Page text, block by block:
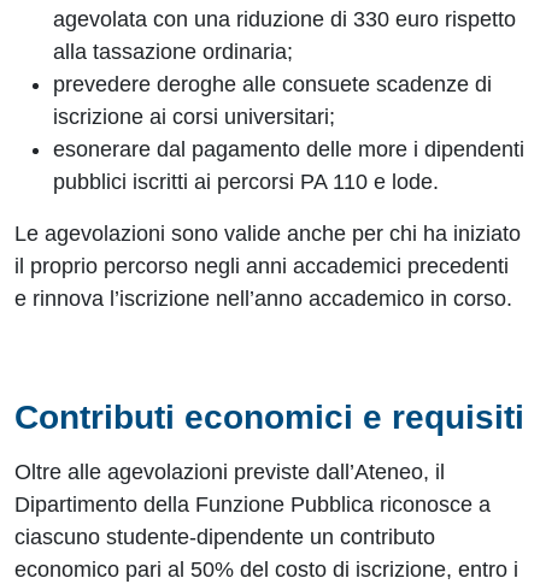
agevolata con una riduzione di 330 euro rispetto
alla tassazione ordinaria;
prevedere deroghe alle consuete scadenze di
iscrizione ai corsi universitari;
esonerare dal pagamento delle more i dipendenti
pubblici iscritti ai percorsi PA 110 e lode.
Le agevolazioni sono valide anche per chi ha iniziato
il proprio percorso negli anni accademici precedenti
e rinnova l’iscrizione nell’anno accademico in corso.
Contributi economici e requisiti
Oltre alle agevolazioni previste dall’Ateneo, il
Dipartimento della Funzione Pubblica riconosce a
ciascuno studente-dipendente un contributo
economico pari al 50% del costo di iscrizione, entro i